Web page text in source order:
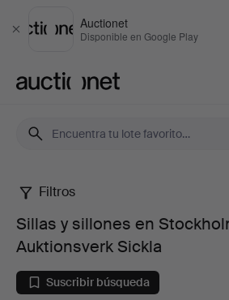
Cerrar
Auctionet
Disponible en Google Play
Sillas
sillones
Filtros
Sillas y sillones en
Auktionsverk Sickla
Suscribir búsqueda